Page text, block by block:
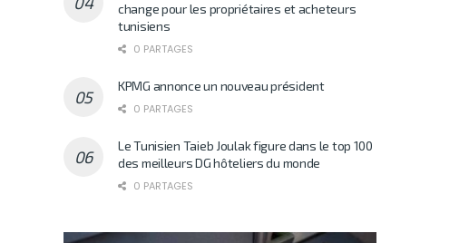
change pour les propriétaires et acheteurs
tunisiens
0 PARTAGES
KPMG annonce un nouveau président
0 PARTAGES
Le Tunisien Taieb Joulak figure dans le top 100
des meilleurs DG hôteliers du monde
0 PARTAGES